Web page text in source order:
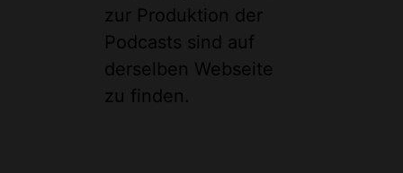
zur Produktion der
Podcasts sind auf
derselben Webseite
zu finden.